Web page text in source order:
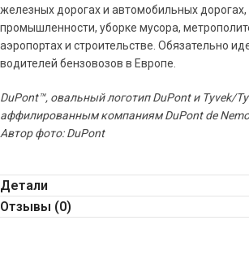
железных дорогах и автомобильных
промышленности, уборке мусора,
аэропортах и строительстве. Обязательно
водителей бензовозов в Европе.
DuPont™, овальный логотип DuPont и Tyvek/
аффилированным компаниям DuPont de
Автор фото: DuPont
Детали
Отзывы (0)